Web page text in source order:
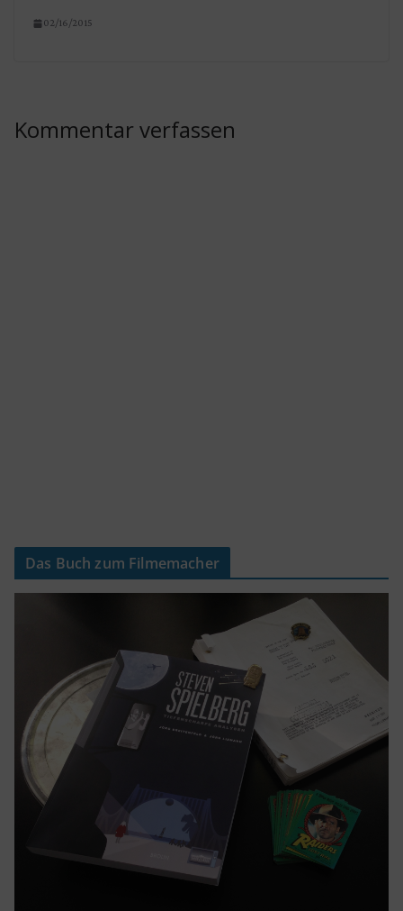
02/16/2015
Kommentar verfassen
Das Buch zum Filmemacher